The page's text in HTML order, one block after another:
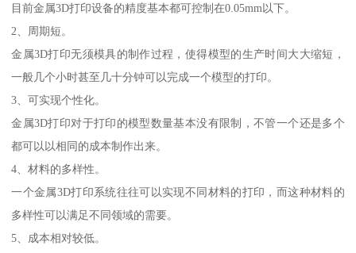
目前金属3D打印设备的精度基本都可控制在0.05mm以下。
2、周期短。
金属3D打印无须模具的制作过程，使得模型的生产时间大大缩短，
一般几个小时甚至几十分钟可以完成一个模型的打印。
3、可实现个性化。
金属3D打印对于打印的模型数量基本没有限制，不管一个还是多个
都可以以相同的成本制作出来。
4、材料的多样性。
一个金属3D打印系统往往可以实现不同材料的打印，而这种材料的
多样性可以满足不同领域的需要。
5、成本相对较低。